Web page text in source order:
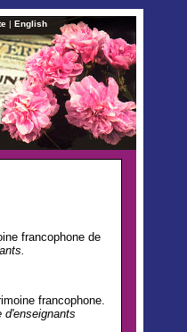
| English
francophone de
.
francophone.
d'enseignants